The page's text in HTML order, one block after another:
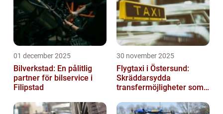
01 december 2025
Bilverkstad: En pålitlig
partner för bilservice i
Filipstad
30 november 2025
Flygtaxi i Östersund:
Skräddarsydda
transfermöjligheter som